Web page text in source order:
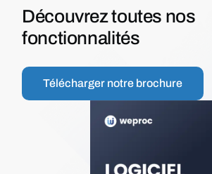
Découvrez toutes nos
fonctionnalités
Télécharger notre brochure